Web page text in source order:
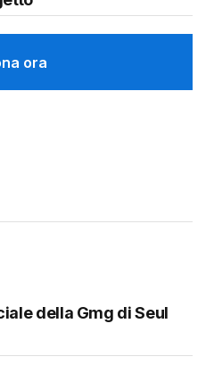
ora
della Gmg di Seul